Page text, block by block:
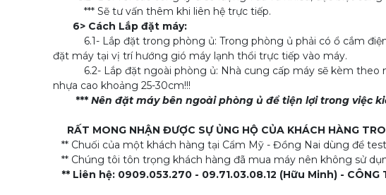
*** Sẽ tư vấn thêm khi liên hệ trực tiếp.
6> Cách Lắp đặt máy:
6.1- Lắp đặt trong phòng ủ: Trong phòng ủ phải có ổ cắm điện
đặt máy tại vị trí hướng gió máy lạnh thổi trực tiếp vào máy.
6.2- Lắp đặt ngoài phòng ủ: Nhà cung cấp máy sẽ kèm theo
nhựa cao khoảng 25-30cm!!!
*** Nên đặt máy bên ngoài phòng ủ để tiện lợi trong việc
RẤT MONG NHẬN ĐƯỢC SỰ ỦNG HỘ CỦA KHÁCH HÀNG
** Chuối của một khách hàng tại Cẩm Mỹ - Đồng Nai dùng để
** Chúng tôi tôn trọng khách hàng đã mua máy nên không sử
** Liên hệ: 0909.053.270 - 09.71.03.08.12 (Hữu Minh) - CÔNG